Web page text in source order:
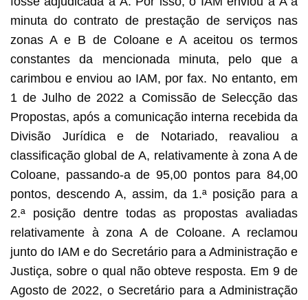
minuta do contrato de prestação de serviços nas
zonas A e B de Coloane e A aceitou os termos
constantes da mencionada minuta, pelo que a
carimbou e enviou ao IAM, por fax. No entanto, em
1 de Julho de 2022 a Comissão de Selecção das
Propostas, após a comunicação interna recebida da
Divisão Jurídica e de Notariado, reavaliou a
classificação global de A, relativamente à zona A de
Coloane, passando-a de 95,00 pontos para 84,00
pontos, descendo A, assim, da 1.ª posição para a
2.ª posição dentre todas as propostas avaliadas
relativamente à zona A de Coloane. A reclamou
junto do IAM e do Secretário para a Administração e
Justiça, sobre o qual não obteve resposta. Em 9 de
Agosto de 2022, o Secretário para a Administração